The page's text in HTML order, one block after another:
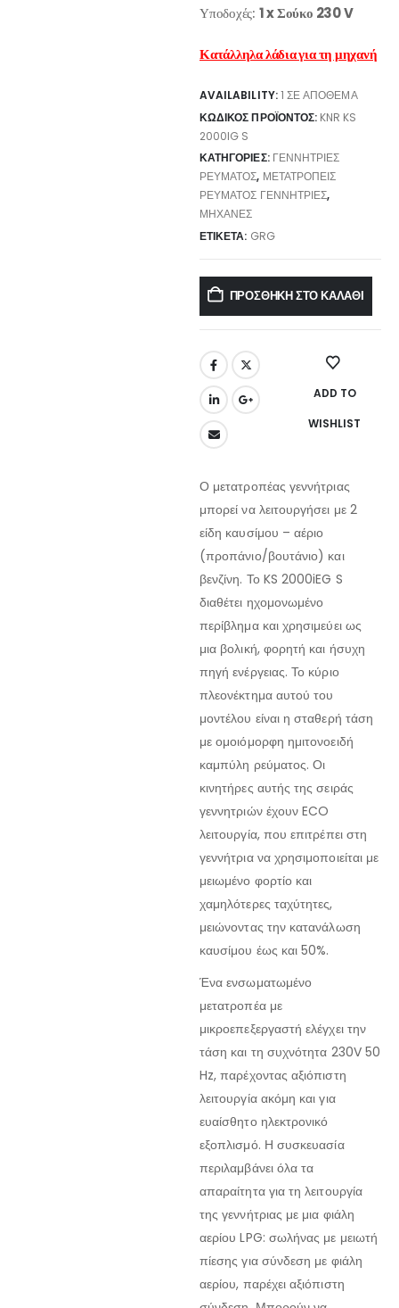
Υποδοχές: 1 x Σούκο 230 V
Κατάλληλα λάδια για τη μηχανή
AVAILABILITY:1 ΣΕ ΑΠΌΘΕΜΑ
ΚΩΔΙΚΌΣ ΠΡΟΪΌΝΤΟΣ: KNR KS
2000IG S
ΚΑΤΗΓΟΡΊΕΣ: ΓΕΝΝΉΤΡΙΕΣ
ΡΕΎΜΑΤΟΣ, ΜΕΤΑΤΡΟΠΕΊΣ
ΡΕΎΜΑΤΟΣ ΓΕΝΝΉΤΡΙΕΣ,
ΜΗΧΑΝΈΣ
ΕΤΙΚΈΤΑ: GRG
ΠΡΟΣΘΉΚΗ ΣΤΟ ΚΑΛΆΘΙ
ADD TO
WISHLIST
Ο μετατροπέας γεννήτριας
μπορεί να λειτουργήσει με 2
είδη καυσίμου – αέριο
(προπάνιο/βουτάνιο) και
βενζίνη. Το KS 2000iEG S
διαθέτει ηχομονωμένο
περίβλημα και χρησιμεύει ως
μια βολική, φορητή και ήσυχη
πηγή ενέργειας. Το κύριο
πλεονέκτημα αυτού του
μοντέλου είναι η σταθερή τάση
με ομοιόμορφη ημιτονοειδή
καμπύλη ρεύματος. Οι
κινητήρες αυτής της σειράς
γεννητριών έχουν ECO
λειτουργία, που επιτρέπει στη
γεννήτρια να χρησιμοποιείται με
μειωμένο φορτίο και
χαμηλότερες ταχύτητες,
μειώνοντας την κατανάλωση
καυσίμου έως και 50%.
Ένα ενσωματωμένο
μετατροπέα με
μικροεπεξεργαστή ελέγχει την
τάση και τη συχνότητα 230V 50
Hz, παρέχοντας αξιόπιστη
λειτουργία ακόμη και για
ευαίσθητο ηλεκτρονικό
εξοπλισμό. Η συσκευασία
περιλαμβάνει όλα τα
απαραίτητα για τη λειτουργία
της γεννήτριας με μια φιάλη
αερίου LPG: σωλήνας με μειωτή
πίεσης για σύνδεση με φιάλη
αερίου, παρέχει αξιόπιστη